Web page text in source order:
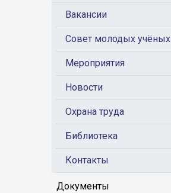
Вакансии
Совет молодых учёных
Мероприятия
Новости
Охрана труда
Библиотека
Контакты
Документы